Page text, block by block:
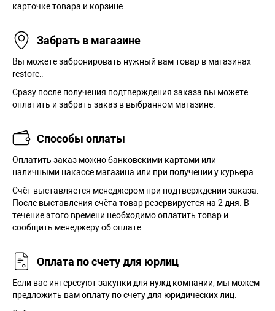
карточке товара и корзине.
Забрать в магазине
Вы можете забронировать нужный вам товар в магазинах
restore:.
Сразу после получения подтверждения заказа вы можете
оплатить и забрать заказ в выбранном магазине.
Способы оплаты
Оплатить заказ можно банковскими картами или
наличными накассе магазина или при получении у курьера.
Cчёт выставляется менеджером при подтверждении заказа.
После выставления счёта товар резервируется на 2 дня. В
течение этого времени необходимо оплатить товар и
сообщить менеджеру об оплате.
Оплата по счету для юрлиц
Если вас интересуют закупки для нужд компании, мы можем
предложить вам оплату по счету для юридических лиц.